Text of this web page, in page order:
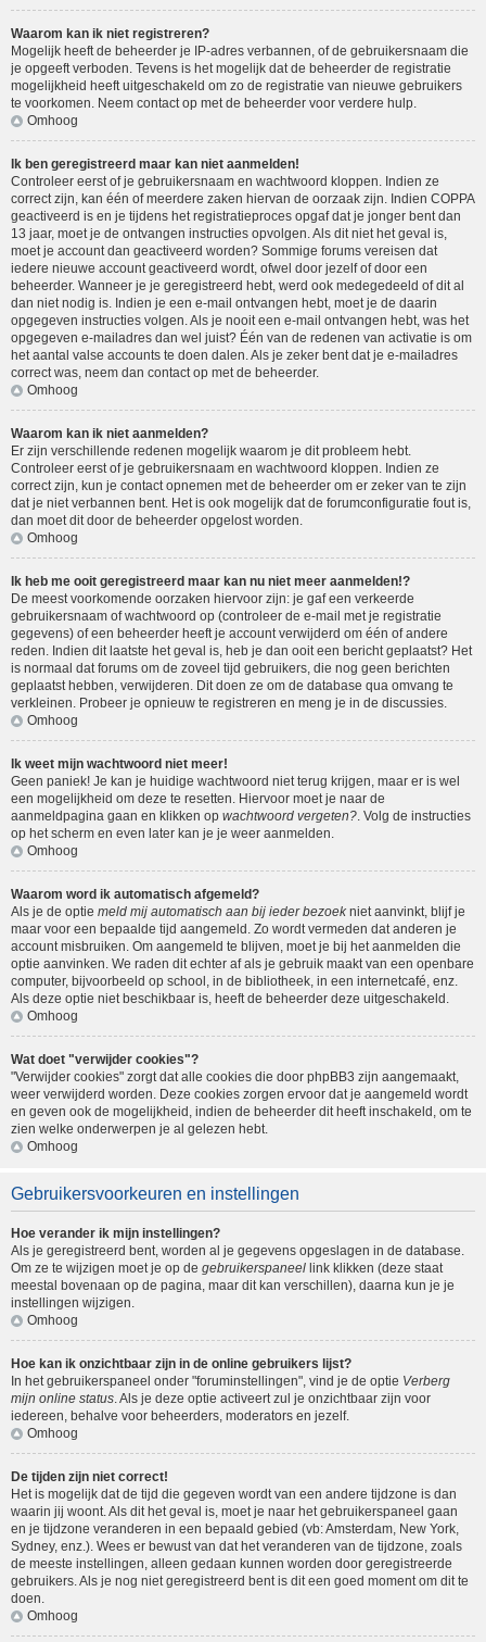
Waarom kan ik niet registreren?
Mogelijk heeft de beheerder je IP-adres verbannen, of de gebruikersnaam die
je opgeeft verboden. Tevens is het mogelijk dat de beheerder de registratie
mogelijkheid heeft uitgeschakeld om zo de registratie van nieuwe gebruikers
te voorkomen. Neem contact op met de beheerder voor verdere hulp.
Omhoog
Ik ben geregistreerd maar kan niet aanmelden!
Controleer eerst of je gebruikersnaam en wachtwoord kloppen. Indien ze
correct zijn, kan één of meerdere zaken hiervan de oorzaak zijn. Indien COPPA
geactiveerd is en je tijdens het registratieproces opgaf dat je jonger bent dan
13 jaar, moet je de ontvangen instructies opvolgen. Als dit niet het geval is,
moet je account dan geactiveerd worden? Sommige forums vereisen dat
iedere nieuwe account geactiveerd wordt, ofwel door jezelf of door een
beheerder. Wanneer je je geregistreerd hebt, werd ook medegedeeld of dit al
dan niet nodig is. Indien je een e-mail ontvangen hebt, moet je de daarin
opgegeven instructies volgen. Als je nooit een e-mail ontvangen hebt, was het
opgegeven e-mailadres dan wel juist? Één van de redenen van activatie is om
het aantal valse accounts te doen dalen. Als je zeker bent dat je e-mailadres
correct was, neem dan contact op met de beheerder.
Omhoog
Waarom kan ik niet aanmelden?
Er zijn verschillende redenen mogelijk waarom je dit probleem hebt.
Controleer eerst of je gebruikersnaam en wachtwoord kloppen. Indien ze
correct zijn, kun je contact opnemen met de beheerder om er zeker van te zijn
dat je niet verbannen bent. Het is ook mogelijk dat de forumconfiguratie fout is,
dan moet dit door de beheerder opgelost worden.
Omhoog
Ik heb me ooit geregistreerd maar kan nu niet meer aanmelden!?
De meest voorkomende oorzaken hiervoor zijn: je gaf een verkeerde
gebruikersnaam of wachtwoord op (controleer de e-mail met je registratie
gegevens) of een beheerder heeft je account verwijderd om één of andere
reden. Indien dit laatste het geval is, heb je dan ooit een bericht geplaatst? Het
is normaal dat forums om de zoveel tijd gebruikers, die nog geen berichten
geplaatst hebben, verwijderen. Dit doen ze om de database qua omvang te
verkleinen. Probeer je opnieuw te registreren en meng je in de discussies.
Omhoog
Ik weet mijn wachtwoord niet meer!
Geen paniek! Je kan je huidige wachtwoord niet terug krijgen, maar er is wel
een mogelijkheid om deze te resetten. Hiervoor moet je naar de
aanmeldpagina gaan en klikken op wachtwoord vergeten?. Volg de instructies
op het scherm en even later kan je je weer aanmelden.
Omhoog
Waarom word ik automatisch afgemeld?
Als je de optie meld mij automatisch aan bij ieder bezoekniet aanvinkt, blijf je
maar voor een bepaalde tijd aangemeld. Zo wordt vermeden dat anderen je
account misbruiken. Om aangemeld te blijven, moet je bij het aanmelden die
optie aanvinken. We raden dit echter af als je gebruik maakt van een openbare
computer, bijvoorbeeld op school, in de bibliotheek, in een internetcafé, enz.
Als deze optie niet beschikbaar is, heeft de beheerder deze uitgeschakeld.
Omhoog
Wat doet "verwijder cookies"?
"Verwijder cookies" zorgt dat alle cookies die door phpBB3 zijn aangemaakt,
weer verwijderd worden. Deze cookies zorgen ervoor dat je aangemeld wordt
en geven ook de mogelijkheid, indien de beheerder dit heeft inschakeld, om te
zien welke onderwerpen je al gelezen hebt.
Omhoog
Gebruikersvoorkeuren en instellingen
Hoe verander ik mijn instellingen?
Als je geregistreerd bent, worden al je gegevens opgeslagen in de database.
Om ze te wijzigen moet je op de gebruikerspaneel link klikken (deze staat
meestal bovenaan op de pagina, maar dit kan verschillen), daarna kun je je
instellingen wijzigen.
Omhoog
Hoe kan ik onzichtbaar zijn in de online gebruikers lijst?
In het gebruikerspaneel onder "foruminstellingen", vind je de optie Verberg
mijn online status. Als je deze optie activeert zul je onzichtbaar zijn voor
iedereen, behalve voor beheerders, moderators en jezelf.
Omhoog
De tijden zijn niet correct!
Het is mogelijk dat de tijd die gegeven wordt van een andere tijdzone is dan
waarin jij woont. Als dit het geval is, moet je naar het gebruikerspaneel gaan
en je tijdzone veranderen in een bepaald gebied (vb: Amsterdam, New York,
Sydney, enz.). Wees er bewust van dat het veranderen van de tijdzone, zoals
de meeste instellingen, alleen gedaan kunnen worden door geregistreerde
gebruikers. Als je nog niet geregistreerd bent is dit een goed moment om dit te
doen.
Omhoog